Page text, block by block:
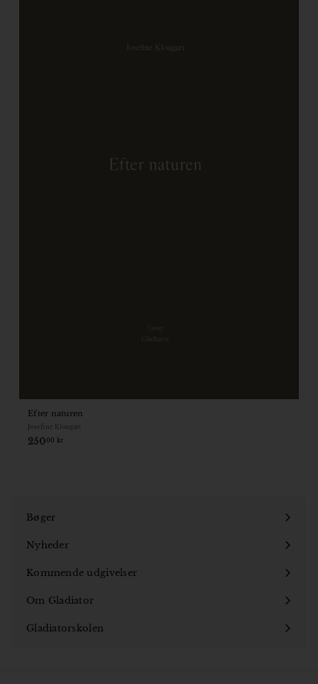
Efter naturen
Josefine Klougart
250 00 kr
Bøger
Åbn
Nyheder
Kommende udgivelser
Om Gladiator
Åbn
Gladiatorskolen
Åbn